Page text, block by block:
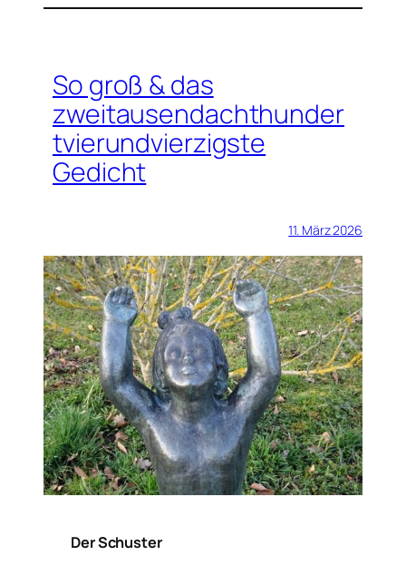
So groß & das
zweitausendachthunder
tvierundvierzigste
Gedicht
11. März 2026
Der Schuster